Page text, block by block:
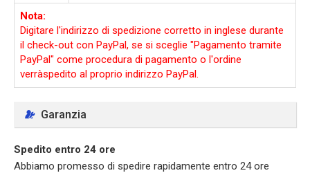
Nota:
Digitare l'indirizzo di spedizione corretto in inglese durante
il check-out con PayPal, se si sceglie "Pagamento tramite
PayPal" come procedura di pagamento o l'ordine
verràspedito al proprio indirizzo PayPal.
Garanzia
Spedito entro 24 ore
Abbiamo promesso di spedire rapidamente entro 24 ore